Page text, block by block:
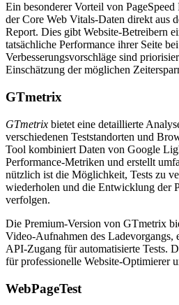
Ein besonderer Vorteil von
der Core Web Vitals-Daten direkt aus
Report. Dies gibt Website-Betreibern
tatsächliche Performance ihrer Seite
Verbesserungsvorschläge sind
Einschätzung der möglichen
GTmetrix
GTmetrix bietet eine detaillierte
verschiedenen Teststandorten und
Tool kombiniert Daten von Google
Performance-Metriken und erstellt
nützlich ist die Möglichkeit, Tests zu
wiederholen und die Entwicklung der
verfolgen.
Die Premium-Version von GTmetrix
Video-Aufnahmen des Ladevorgangs,
API-Zugang für automatisierte Tests.
für professionelle Website-Optimierer
WebPageTest